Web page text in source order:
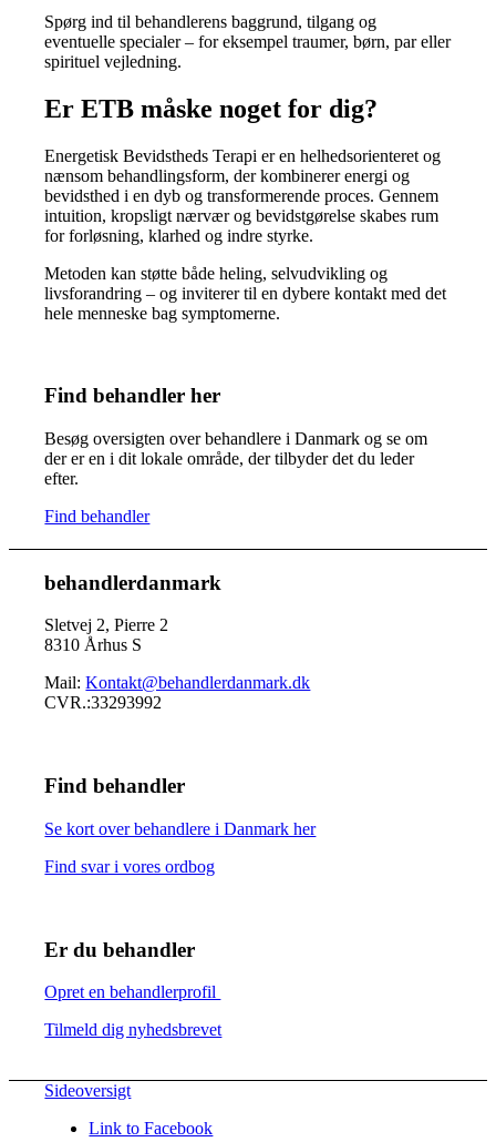
Spørg ind til behandlerens baggrund, tilgang og
eventuelle specialer – for eksempel traumer, børn, par eller
spirituel vejledning.
Er ETB måske noget for dig?
Energetisk Bevidstheds Terapi er en helhedsorienteret og
nænsom behandlingsform, der kombinerer energi og
bevidsthed i en dyb og transformerende proces. Gennem
intuition, kropsligt nærvær og bevidstgørelse skabes rum
for forløsning, klarhed og indre styrke.
Metoden kan støtte både heling, selvudvikling og
livsforandring – og inviterer til en dybere kontakt med det
hele menneske bag symptomerne.
Find behandler her
Besøg oversigten over behandlere i Danmark og se om
der er en i dit lokale område, der tilbyder det du leder
efter.
Find behandler
behandlerdanmark
Sletvej 2, Pierre 2
8310 Århus S
Mail:Kontakt@behandlerdanmark.dk
CVR.:33293992
Find behandler
Se kort over behandlere i Danmark her
Find svar i vores ordbog
Er du behandler
Opret en behandlerprofil
Tilmeld dig nyhedsbrevet
Sideoversigt
Link to Facebook